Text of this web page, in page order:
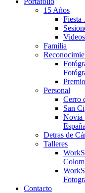
15 Años
Fiesta
Familia
Personal
Cerro
San
Novia
España
Detras de
Talleres
Contacto